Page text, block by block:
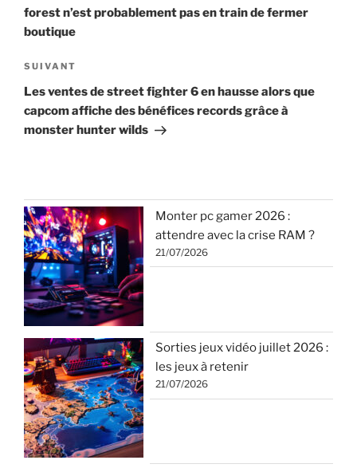
l’article
forest n’est probablement pas en train de fermer
boutique
Article
suivant
SUIVANT
Les ventes de street fighter 6 en hausse alors que
capcom affiche des bénéfices records grâce à
monster hunter wilds
Monter pc gamer 2026 :
attendre avec la crise RAM ?
21/07/2026
Sorties jeux vidéo juillet 2026 :
les jeux à retenir
21/07/2026